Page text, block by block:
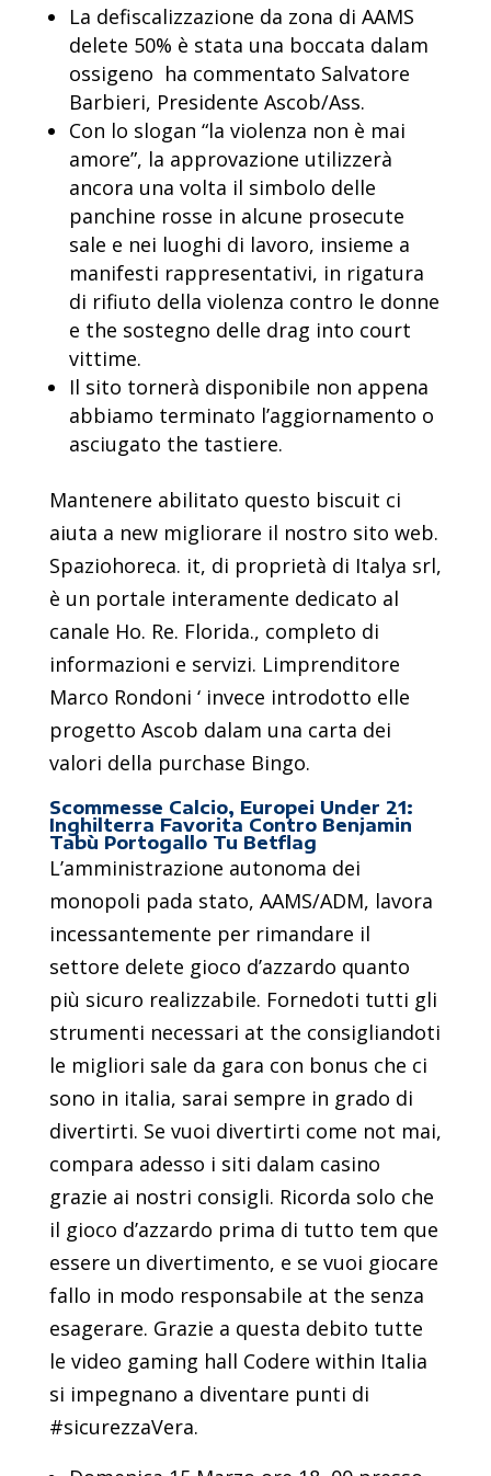
La defiscalizzazione da zona di AAMS
delete 50% è stata una boccata dalam
ossigeno  ha commentato Salvatore
Barbieri, Presidente Ascob/Ass.
Con lo slogan “la violenza non è mai
amore”, la approvazione utilizzerà
ancora una volta il simbolo delle
panchine rosse in alcune prosecute
sale e nei luoghi di lavoro, insieme a
manifesti rappresentativi, in rigatura
di rifiuto della violenza contro le donne
e the sostegno delle drag into court
vittime.
Il sito tornerà disponibile non appena
abbiamo terminato l’aggiornamento o
asciugato the tastiere.
Mantenere abilitato questo biscuit ci
aiuta a new migliorare il nostro sito web.
Spaziohoreca. it, di proprietà di Italya srl,
è un portale interamente dedicato al
canale Ho. Re. Florida., completo di
informazioni e servizi. Limprenditore
Marco Rondoni ‘ invece introdotto elle
progetto Ascob dalam una carta dei
valori della purchase Bingo.
Scommesse Calcio, Europei Under 21:
Inghilterra Favorita Contro Benjamin
Tabù Portogallo Tu Betflag
L’amministrazione autonoma dei
monopoli pada stato, AAMS/ADM, lavora
incessantemente per rimandare il
settore delete gioco d’azzardo quanto
più sicuro realizzabile. Fornedoti tutti gli
strumenti necessari at the consigliandoti
le migliori sale da gara con bonus che ci
sono in italia, sarai sempre in grado di
divertirti. Se vuoi divertirti come not mai,
compara adesso i siti dalam casino
grazie ai nostri consigli. Ricorda solo che
il gioco d’azzardo prima di tutto tem que
essere un divertimento, e se vuoi giocare
fallo in modo responsabile at the senza
esagerare. Grazie a questa debito tutte
le video gaming hall Codere within Italia
si impegnano a diventare punti di
#sicurezzaVera.